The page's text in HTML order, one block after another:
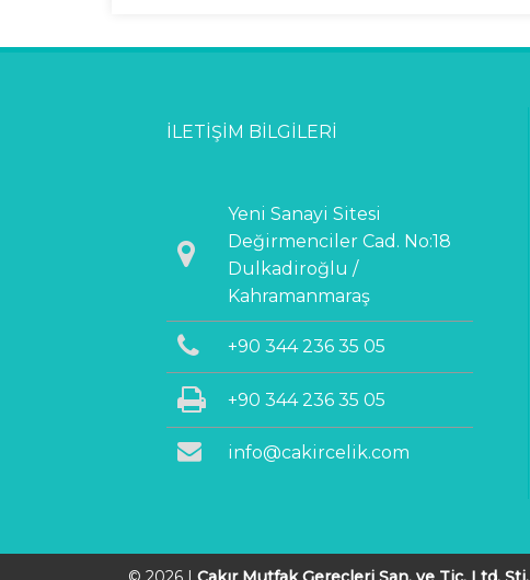
İLETIŞIM BILGILERI
Yeni Sanayi Sitesi
Değirmenciler Cad. No:18
Dulkadiroğlu /
Kahramanmaraş
+90 344 236 35 05
+90 344 236 35 05
info@cakircelik.com